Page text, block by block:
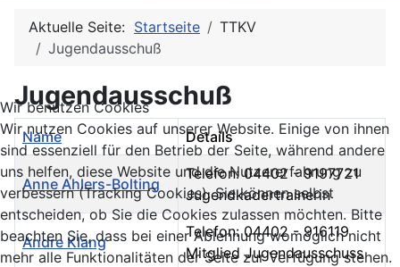
Aktuelle Seite: Startseite
TTKV
Jugendausschuß
Jugendausschuß
Name Details
Anne Ahlers-Bolting
Telefon: 04402 - 9197721
Jugendkadertrainerin
Andre Klang
Telefon: 04402 - 916119
Mitglied Jugendausschuss
Wir benutzen Cookies
Wir nutzen Cookies auf unserer Website. Einige von ihnen
sind essenziell für den Betrieb der Seite, während andere
uns helfen, diese Website und die Nutzererfahrung zu
verbessern (Tracking Cookies). Sie können selbst
entscheiden, ob Sie die Cookies zulassen möchten. Bitte
beachten Sie, dass bei einer Ablehnung womöglich nicht
mehr alle Funktionalitäten der Seite zur Verfügung stehen.